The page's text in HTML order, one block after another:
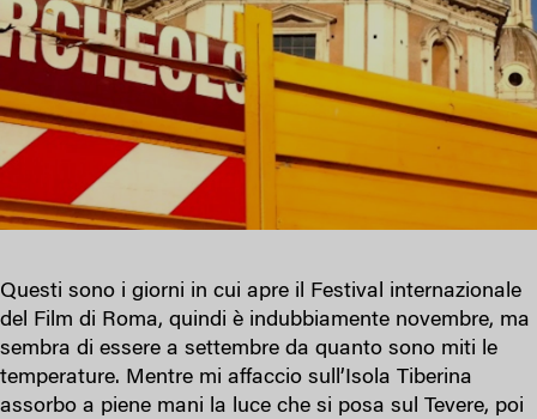
Questi sono i giorni in cui apre il Festival internazionale
del Film di Roma, quindi è indubbiamente novembre, ma
sembra di essere a settembre da quanto sono miti le
temperature. Mentre mi affaccio sull’Isola Tiberina
assorbo a piene mani la luce che si posa sul Tevere, poi